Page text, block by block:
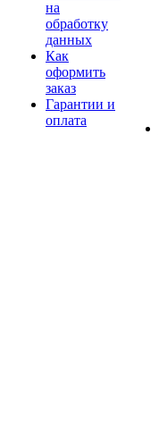
на
обработку
данных
Как
оформить
заказ
Гарантии и
оплата